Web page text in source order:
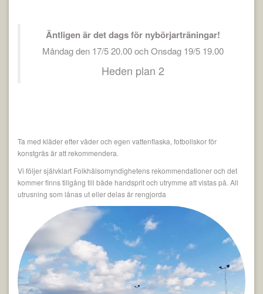
Äntligen är det dags för nybörjarträningar!
Måndag den 17/5 20.00 och Onsdag 19/5 19.00
Heden plan 2
Ta med kläder efter väder och egen vattenflaska, fotbollskor för
konstgräs är att rekommendera.
Vi följer självklart Folkhälsomyndighetens rekommendationer och det
kommer finns tillgång till både handsprit och utrymme att vistas på. All
utrusning som lånas ut eller delas är rengjorda